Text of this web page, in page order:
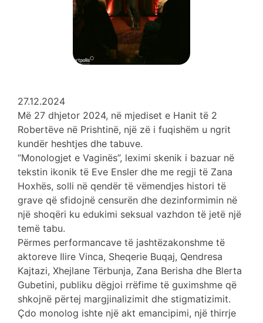
27.12.2024
Më 27 dhjetor 2024, në mjediset e Hanit të 2
Robertëve në Prishtinë, një zë i fuqishëm u ngrit
kundër heshtjes dhe tabuve.
“Monologjet e Vaginës”, leximi skenik i bazuar në
tekstin ikonik të Eve Ensler dhe me regji të Zana
Hoxhës, solli në qendër të vëmendjes histori të
grave që sfidojnë censurën dhe dezinformimin në
një shoqëri ku edukimi seksual vazhdon të jetë një
temë tabu.
Përmes performancave të jashtëzakonshme të
aktoreve Ilire Vinca, Sheqerie Buqaj, Qendresa
Kajtazi, Xhejlane Tërbunja, Zana Berisha dhe Blerta
Gubetini, publiku dëgjoi rrëfime të guximshme që
shkojnë përtej margjinalizimit dhe stigmatizimit.
Çdo monolog ishte një akt emancipimi, një thirrje